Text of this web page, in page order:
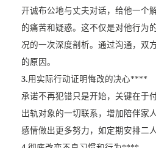
开诚布公地与丈夫对话，给他一个
的痛苦和疑惑。这不仅是对他行为
况的一次深度剖析。通过沟通，双
的原因。
3.用实际行动证明悔改的决心****
承诺不再犯错只是开始，关键在于
出轨对象的一切联系，增加陪伴家
感情做出更多努力，如定期安排二